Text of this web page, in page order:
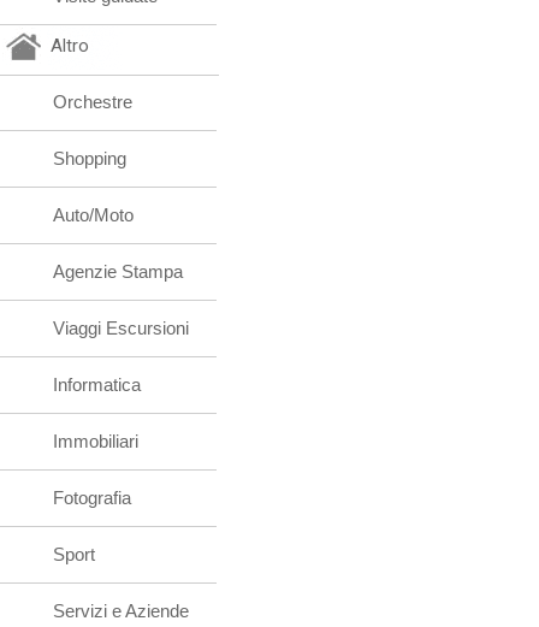
Altro
Orchestre
Shopping
Auto/Moto
Agenzie Stampa
Viaggi Escursioni
Informatica
Immobiliari
Fotografia
Sport
Servizi e Aziende